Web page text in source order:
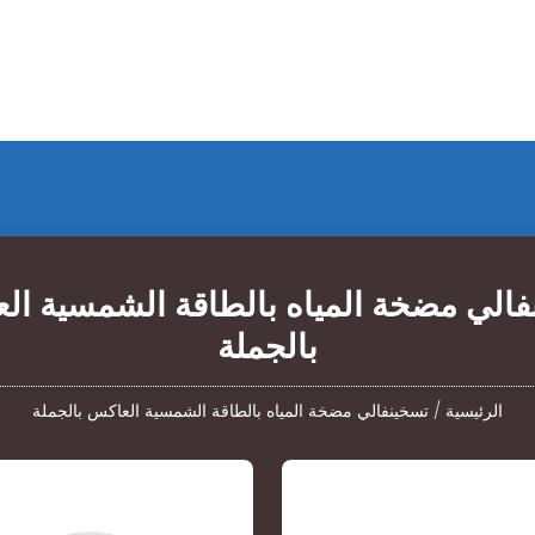
مضخة المياه بالطاقة الشمسية
بالجملة
الرئيسية / تسخينفالي مضخة المياه بالطاقة الشمسية العاكس بالجملة